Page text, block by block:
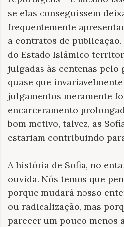
se elas conseguissem
frequentemente
a contratos de publicação.
do Estado Islâmico
julgadas às centenas pelo
quase que
julgamentos meramente
encarceramento
bom motivo, talvez, as
estariam contribuindo
A história de Sofia, no
ouvida. Nós temos que
porque mudará nosso
ou radicalização, mas
parecer um pouco menos